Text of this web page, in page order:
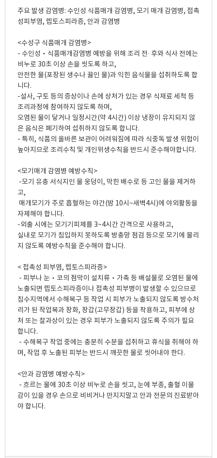
주요 발생 감염병: 수인성 식품매개 감염병, 모기 매개 감염병, 접촉
성피부염, 렙토스피라증, 안과 감염병
<수성구 식품매개 감염병>
- 수인성‧식품매개감염병 예방을 위해 조리 전· 후와 식사 전에는
비누로 30초 이상 손을 씻도록 하고,
안전한 물(포장된 생수나 끓인 물)과 익힌 음식물을 섭취하도록 합
니다.
-설사, 구토 등의 증상이나 손에 상처가 있는 경우 식재료 세척 등
조리과정에 참여하지 않도록 하며,
오염된 물이 닿거나 일정시간(약 4시간) 이상 냉장이 유지되지 않
은 음식은 폐기하여 섭취하지 않도록 합니다.
- 특히, 식품의 올바른 보관이 어려워짐에 따라 식중독 발생 위험이
높아지므로 조리수칙 및 개인위생수칙을 반드시 준수해야합니다.
<모기매개 감염병 예방수칙>
고,
자제해야 합니다.
-외출 시에는 모기기피제를 3~4시간 간격으로 사용하고,
실내로 모기가 침입하지 못하도록 방충망 점검 등으로 모기에 물리
지 않도록 예방수칙을 준수해야 합니다.
< 접촉성 피부염, 렙토스피라증>
노출되면 렙토스피라증이나 접촉성 피부병이 발생할 수 있으므로
침수지역에서 수해복구 등 작업 시 피부가 노출되지 않도록 방수처
리가 된 작업복과 장화, 장갑(고무장갑) 등을 착용하고, 피부에 상
처 또는 찰과상이 있는 경우 피부가 노출되지 않도록 주의가 필요
합니다.
며, 작업 후 노출된 피부는 반드시 깨끗한 물로 씻어내야 한다.
<안과 감염병 예방수칙>
감이 있을 경우 손으로 비비거나 만지지말고 안과 전문의 진료받아
야 합니다.